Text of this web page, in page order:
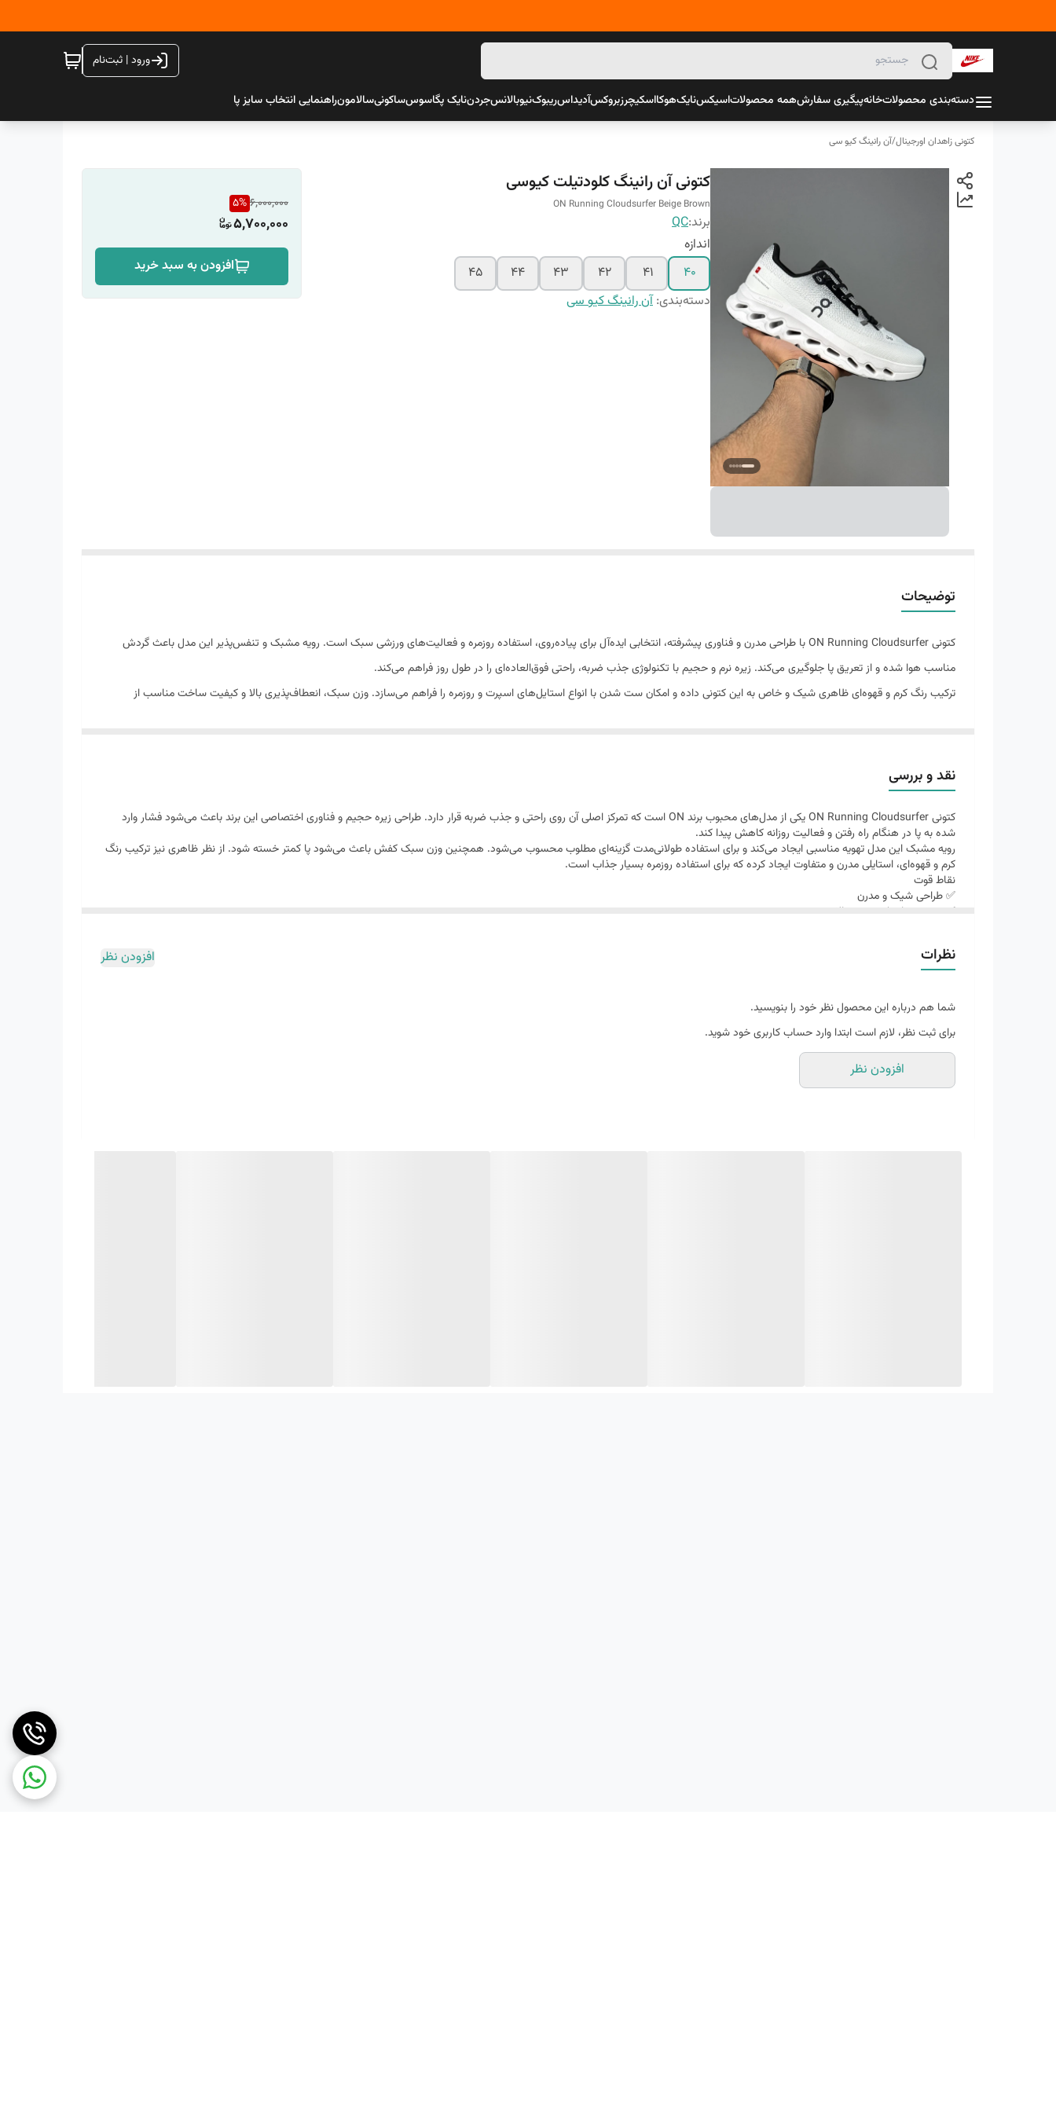
ورود | ثبت‌نام
دسته‌بندی محصولاتخانهپیگیری سفارشهمه محصولاتاسیکسنایکهوکااسکیچرزبروکسآدیداسریبوکنیوبالانسجردننایک پگاسوسساکونیسالامونراهنمایی انتخاب سایز پا
کتونی زاهدان اورجینال/آن رانینگ کیو سی
کتونی آن رانینگ کلودتیلت کیوسی
ON Running Cloudsurfer Beige Brown
برند:QC
اندازه
40
41
42
43
44
45
دسته‌بندی:آن رانینگ کیو سی
6,000,000
5%
5,700,000
افزودن به سبد خرید
توضیحات
کتونی ON Running Cloudsurfer با طراحی مدرن و فناوری پیشرفته، انتخابی ایده‌آل برای پیاده‌روی، استفاده روزمره و فعالیت‌های ورزشی سبک است. رویه مشبک و تنفس‌پذیر این مدل باعث گردش
مناسب هوا شده و از تعریق پا جلوگیری می‌کند. زیره نرم و حجیم با تکنولوژی جذب ضربه، راحتی فوق‌العاده‌ای را در طول روز فراهم می‌کند.
ترکیب رنگ کرم و قهوه‌ای ظاهری شیک و خاص به این کتونی داده و امکان ست شدن با انواع استایل‌های اسپرت و روزمره را فراهم می‌سازد. وزن سبک، انعطاف‌پذیری بالا و کیفیت ساخت مناسب از
برند: ON Running
مدل: Cloudsurfer
رویه: پارچه مش تنفس‌پذیر
زیره: نرم و سبک با جذب ضربه بالا
مناسب: پیاده‌روی، روزمره، باشگاه و ورزش سبک
ساخت: ویتنام
نقد و بررسی
کتونی ON Running Cloudsurfer یکی از مدل‌های محبوب برند ON است که تمرکز اصلی آن روی راحتی و جذب ضربه قرار دارد. طراحی زیره حجیم و فناوری اختصاصی این برند باعث می‌شود فشار وارد
شده به پا در هنگام راه رفتن و فعالیت روزانه کاهش پیدا کند.
رویه مشبک این مدل تهویه مناسبی ایجاد می‌کند و برای استفاده طولانی‌مدت گزینه‌ای مطلوب محسوب می‌شود. همچنین وزن سبک کفش باعث می‌شود پا کمتر خسته شود. از نظر ظاهری نیز ترکیب رنگ
کرم و قهوه‌ای، استایلی مدرن و متفاوت ایجاد کرده که برای استفاده روزمره بسیار جذاب است.
نقاط قوت
✅ طراحی شیک و مدرن
✅ زیره نرم با جذب ضربه بالا
✅ وزن سبک و راحتی بالا
نظرات افزودن نظر
شما هم درباره این محصول نظر خود را بنویسید.
برای ثبت نظر، لازم است ابتدا وارد حساب کاربری خود شوید.
افزودن نظر